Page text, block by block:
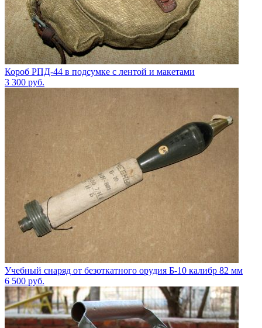
Короб РПД-44 в подсумке с лентой и макетами
3 300 руб.
Учебный снаряд от безоткатного орудия Б-10 калибр 82 мм
6 500 руб.